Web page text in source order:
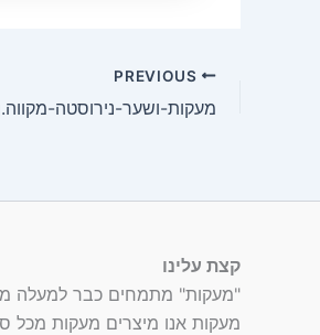
מעקות-ושער-נירוסטה-מקווה.jpg
קצת עלינו
מעקות אנו מיצרים מעקות מכל